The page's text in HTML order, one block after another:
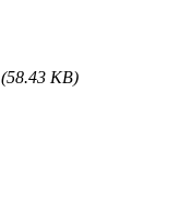
(58.43 KB)